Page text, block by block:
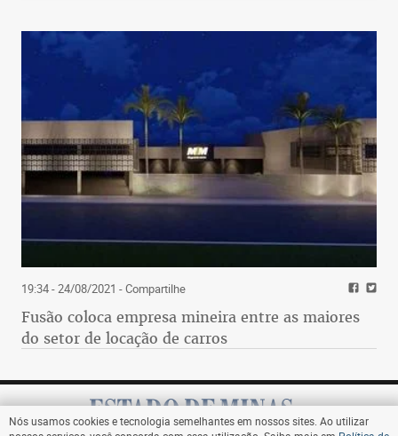
19:34 - 24/08/2021 - Compartilhe
Fusão coloca empresa mineira entre as maiores
do setor de locação de carros
Nós usamos cookies e tecnologia semelhantes em nossos sites. Ao utilizar